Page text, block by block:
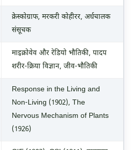
क्रेस्कोग्राफ, मरकरी कोहीरर, अर्धचालक
संसूचक
माइक्रोवेव और रेडियो भौतिकी, पादप
शरीर-क्रिया विज्ञान, जीव-भौतिकी
Response in the Living and
Non-Living (1902), The
Nervous Mechanism of Plants
(1926)